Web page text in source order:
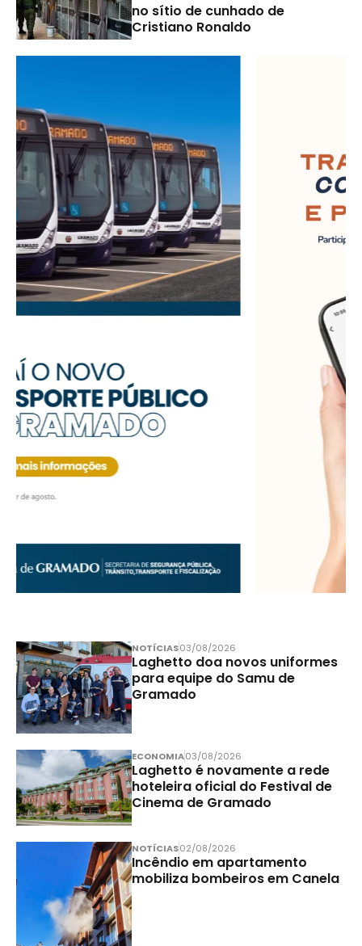
no sítio de cunhado de
Cristiano Ronaldo
NOTÍCIAS03/08/2026
Laghetto doa novos uniformes
para equipe do Samu de
Gramado
ECONOMIA03/08/2026
Laghetto é novamente a rede
hoteleira oficial do Festival de
Cinema de Gramado
NOTÍCIAS02/08/2026
Incêndio em apartamento
mobiliza bombeiros em Canela